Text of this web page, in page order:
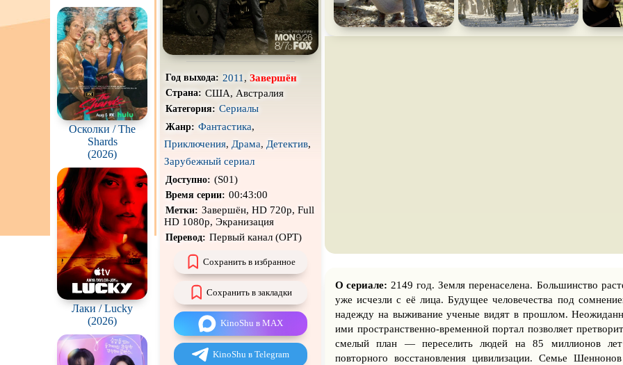
Осколки / The
Shards
(2026)
Лаки / Lucky
(2026)
Про оборотней Про пиратов Про подростков Про
времени
Про роботов
Про снайперов
Про тюрьму
Роуд-муви
Стимпанк
Экранизация
Год выхода: 2011 , Завершён
Страна: США, Австралия
Категория: Сериалы
Жанр: Фантастика,
Приключения, Драма, Детектив,
Зарубежный сериал
Доступно: (S01)
Время серии: 00:43:00
Метки: Завершён, HD 720p, Full
HD 1080p, Экранизация
Перевод: Первый канал (ОРТ)
Сохранить в избранное
Сохранить в закладки
KinoShu в MAX
KinoShu в Telegram
О сериале: 2149 год. Земля перенаселена. Большинство
уже исчезли с её лица. Будущее человечества под
надежду на выживание ученые видят в прошлом.
ими пространственно-временной портал позволяет
смелый план — переселить людей на 85 миллионов
повторного восстановления цивилизации. Семье